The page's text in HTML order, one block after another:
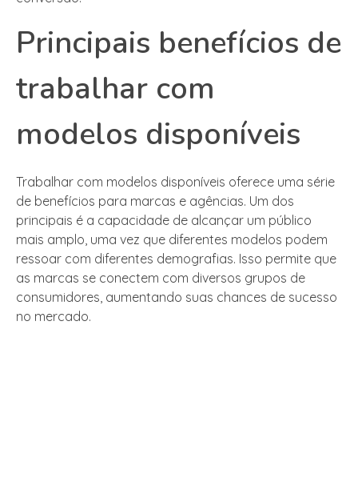
Principais benefícios de
trabalhar com
modelos disponíveis
Trabalhar com modelos disponíveis oferece uma série
de benefícios para marcas e agências. Um dos
principais é a capacidade de alcançar um público
mais amplo, uma vez que diferentes modelos podem
ressoar com diferentes demografias. Isso permite que
as marcas se conectem com diversos grupos de
consumidores, aumentando suas chances de sucesso
no mercado.